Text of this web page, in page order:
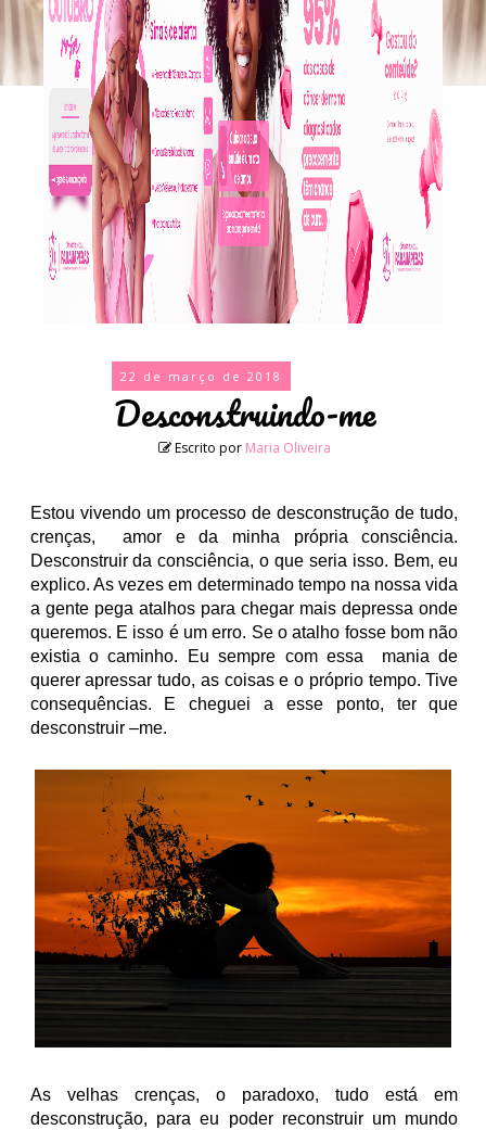
22 de março de 2018
Desconstruindo-me
Escrito por Maria Oliveira
Estou vivendo um processo de desconstrução de tudo,
crenças,
amor e da minha própria consciência.
Desconstruir da consciência, o que seria isso. Bem, eu
explico. As vezes em determinado tempo na nossa vida
a gente pega atalhos para chegar mais depressa onde
queremos. E isso é um erro. Se o atalho fosse bom não
existia o caminho. Eu sempre com essa
mania de
querer apressar tudo, as coisas e o próprio tempo. Tive
consequências. E cheguei a esse ponto, ter que
desconstruir –me.
As velhas crenças, o paradoxo, tudo está em
desconstrução, para eu poder reconstruir um mundo